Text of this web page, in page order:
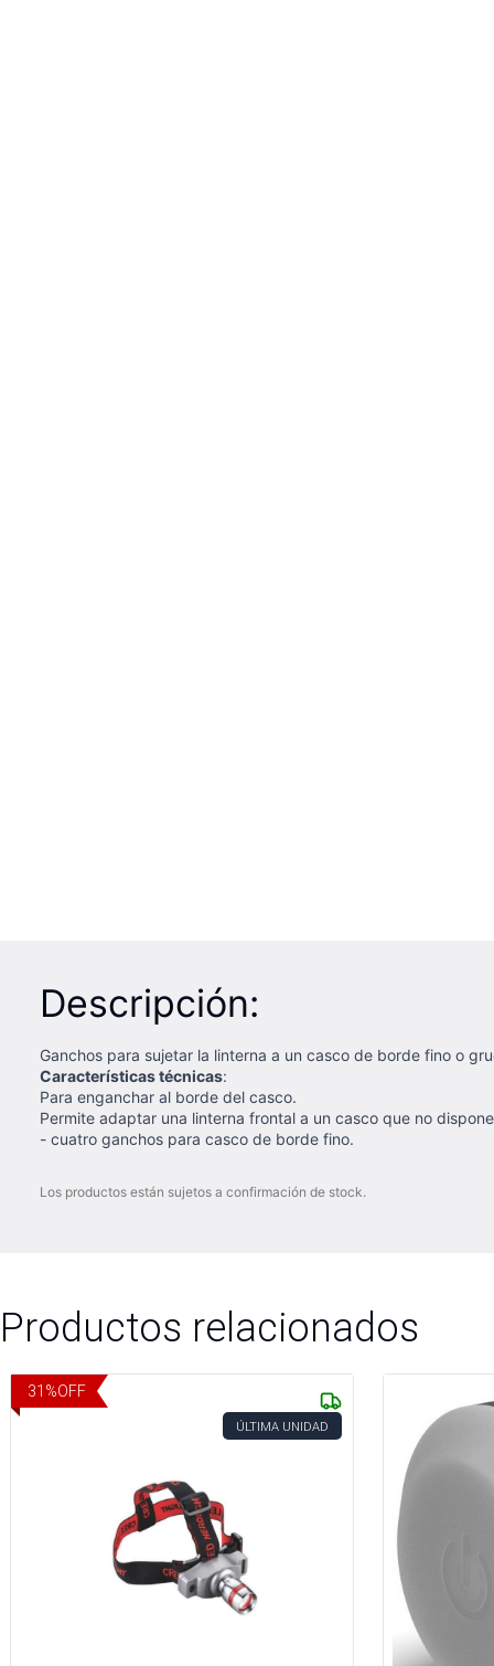
Descripción:
Ganchos para sujetar la linterna a un casco de borde fino o
Características técnicas:
Para enganchar al borde del casco.
Permite adaptar una linterna frontal a un casco que no
- cuatro ganchos para casco de borde fino.
Los productos están sujetos a confirmación de stock.
Productos relacionados
31 %OFF
ÚLTIMA UNIDAD